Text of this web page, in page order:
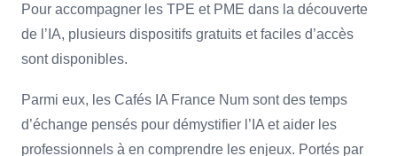
Pour accompagner les TPE et PME dans la découverte
de l’IA, plusieurs dispositifs gratuits et faciles d’accès
sont disponibles.
Parmi eux, les Cafés IA France Num sont des temps
d’échange pensés pour démystifier l’IA et aider les
professionnels à en comprendre les enjeux. Portés par